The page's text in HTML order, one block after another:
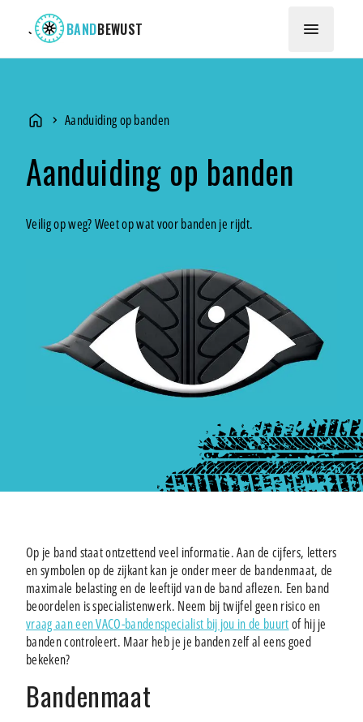
BANDBEWUST menu
home
Homechevron_right Aanduiding op banden
Aanduiding op banden
Veilig op weg? Weet op wat voor banden je rijdt.
Op je band staat ontzettend veel informatie. Aan de cijfers, letters
en symbolen op de zijkant kan je onder meer de bandenmaat, de
maximale belasting en de leeftijd van de band aflezen. Een band
beoordelen is specialistenwerk. Neem bij twijfel geen risico en
vraag aan een VACO-bandenspecialist bij jou in de buurtof hij je
banden controleert. Maar heb je je banden zelf al eens goed
bekeken?
Bandenmaat